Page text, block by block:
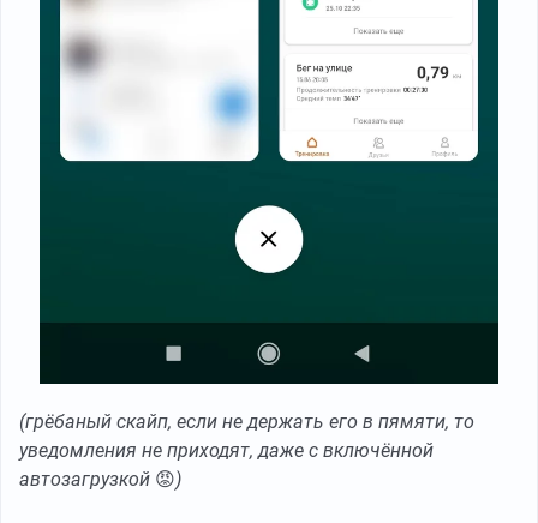
(грёбаный скайп, если не держать его в пямяти, то
уведомления не приходят, даже с включённой
автозагрузкой 😡)